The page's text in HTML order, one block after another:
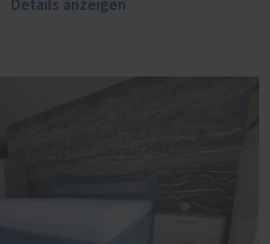
Details anzeigen